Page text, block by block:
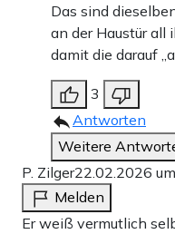
Das sind
an der Haustür all
damit die darauf
3
Antworten
Weitere
P. Zilger22.02.2026
Melden
Er weiß vermutlich